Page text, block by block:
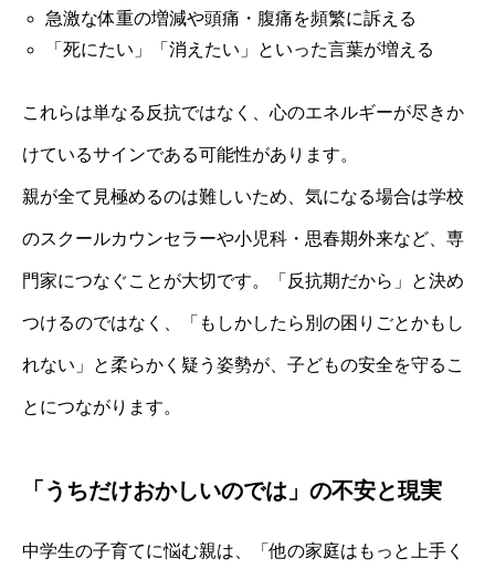
急激な体重の増減や頭痛・腹痛を頻繁に訴える
「死にたい」「消えたい」といった言葉が増える
これらは単なる反抗ではなく、心のエネルギーが尽きか
けているサインである可能性があります。
親が全て見極めるのは難しいため、気になる場合は学校
のスクールカウンセラーや小児科・思春期外来など、専
門家につなぐことが大切です。「反抗期だから」と決め
つけるのではなく、「もしかしたら別の困りごとかもし
れない」と柔らかく疑う姿勢が、子どもの安全を守るこ
とにつながります。
「うちだけおかしいのでは」の不安と現実
中学生の子育てに悩む親は、「他の家庭はもっと上手く